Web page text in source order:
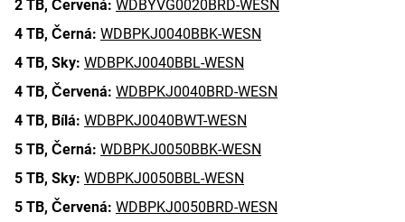
2 TB, Červená: WDBYVG0020BRD-WESN
4 TB, Černá: WDBPKJ0040BBK-WESN
4 TB, Sky: WDBPKJ0040BBL-WESN
4 TB, Červená: WDBPKJ0040BRD-WESN
4 TB, Bílá: WDBPKJ0040BWT-WESN
5 TB, Černá: WDBPKJ0050BBK-WESN
5 TB, Sky: WDBPKJ0050BBL-WESN
5 TB, Červená: WDBPKJ0050BRD-WESN